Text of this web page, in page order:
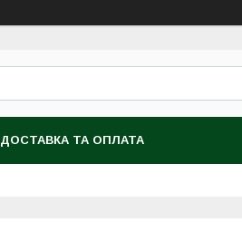
ДОСТАВКА ТА ОПЛАТА